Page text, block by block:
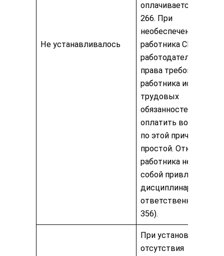
Не устанавливалось
оплачивается по ст.
266. При
необеспечении
работника СИЗ
работодатель не
права требовать от
работника
трудовых
обязанностей и
оплатить возникший
по этой причине
простой. Отказ
работника не влечет
собой привлечение к
дисциплинарной
ответственности (ст.
356).
При установлении
отсутствия